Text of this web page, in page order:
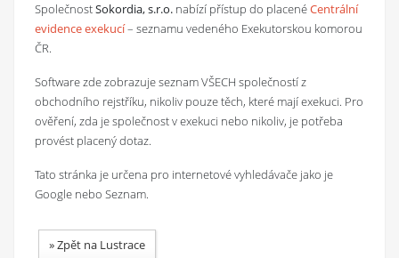
SpolečnostSokordia, s.r.o. nabízí přístup do placenéCentrální
evidence exekucí– seznamu vedeného Exekutorskou komorou
ČR.
Software zde zobrazuje seznam VŠECH společností z
obchodního rejstříku, nikoliv pouze těch, které mají exekuci. Pro
ověření, zda je společnost v exekuci nebo nikoliv, je potřeba
provést placený dotaz.
Tato stránka je určena pro internetové vyhledávače jako je
Google nebo Seznam.
»Zpět na Lustrace